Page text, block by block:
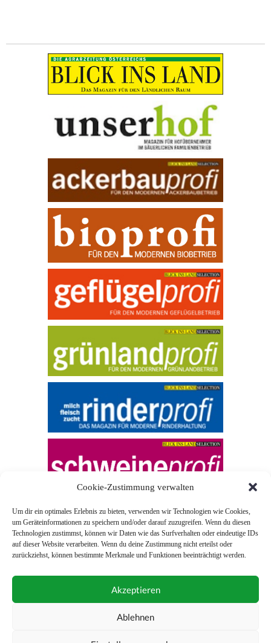
Cookie-Zustimmung verwalten
Um dir ein optimales Erlebnis zu bieten, verwenden wir Technologien wie Cookies,
um Geräteinformationen zu speichern und/oder darauf zuzugreifen. Wenn du diesen
Technologien zustimmst, können wir Daten wie das Surfverhalten oder eindeutige IDs
auf dieser Website verarbeiten. Wenn du deine Zustimmung nicht erteilst oder
zurückziehst, können bestimmte Merkmale und Funktionen beeinträchtigt werden.
Akzeptieren
Ablehnen
© 2026 Blick ins Land
Unterstützt durch
0043 (0)1 581 28 90 0